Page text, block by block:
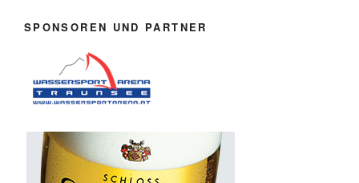
SPONSOREN UND PARTNER